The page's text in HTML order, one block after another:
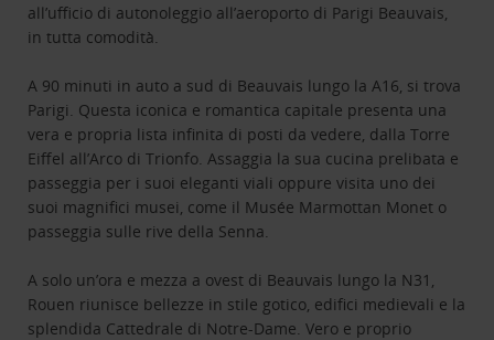
all’ufficio di autonoleggio all’aeroporto di Parigi Beauvais,
in tutta comodità.
A 90 minuti in auto a sud di Beauvais lungo la A16, si trova
Parigi. Questa iconica e romantica capitale presenta una
vera e propria lista infinita di posti da vedere, dalla Torre
Eiffel all’Arco di Trionfo. Assaggia la sua cucina prelibata e
passeggia per i suoi eleganti viali oppure visita uno dei
suoi magnifici musei, come il Musée Marmottan Monet o
passeggia sulle rive della Senna.
A solo un’ora e mezza a ovest di Beauvais lungo la N31,
Rouen riunisce bellezze in stile gotico, edifici medievali e la
splendida Cattedrale di Notre-Dame. Vero e proprio